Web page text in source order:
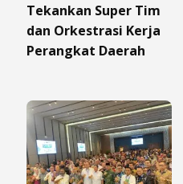
Tekankan Super Tim
dan Orkestrasi Kerja
Perangkat Daerah